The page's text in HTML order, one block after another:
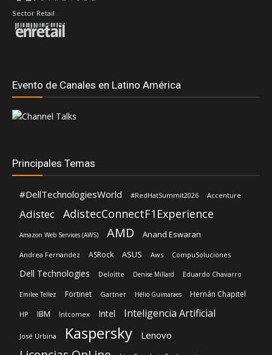
Sector Retail
Evento de Canales en Latino América
Principales Temas
#DellTechnologiesWorld #RedHatSummit2026 Accenture
Adistec AdistecConnectF1Experience
Amazon Web Services (AWS) AMD Anand Eswaran
Andrea Fernandez ASRock ASUS Aws CompuSoluciones
Dell Technologies Deloitte Denise Millard Eduardo Chavarro
Emilee Tellez Fortinet Gartner Hélio Guimaraes Hernán Chapitel
HP IBM Intcomex Intel Inteligencia Artificial
José Urbina Kaspersky Lenovo